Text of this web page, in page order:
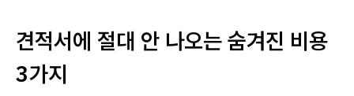
견적서에 절대 안 나오는 숨겨진 비용
3가지